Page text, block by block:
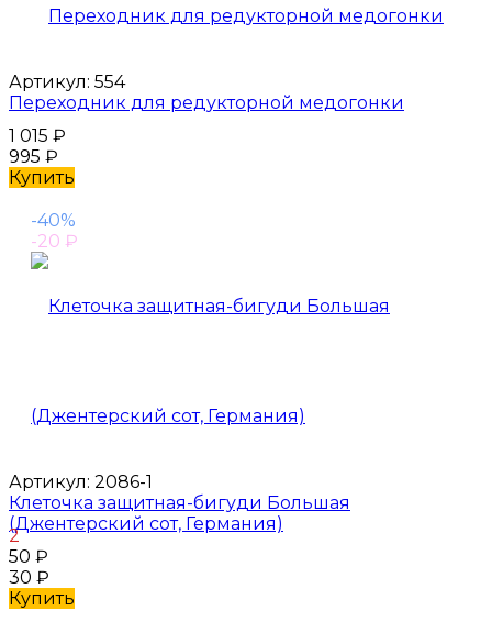
Артикул: 554
Переходник для редукторной медогонки
1 015 ₽
995 ₽
Купить
-40%
-20 ₽
Артикул: 2086-1
Клеточка защитная-бигуди Большая
(Джентерский сот, Германия)
2
50 ₽
30 ₽
Купить